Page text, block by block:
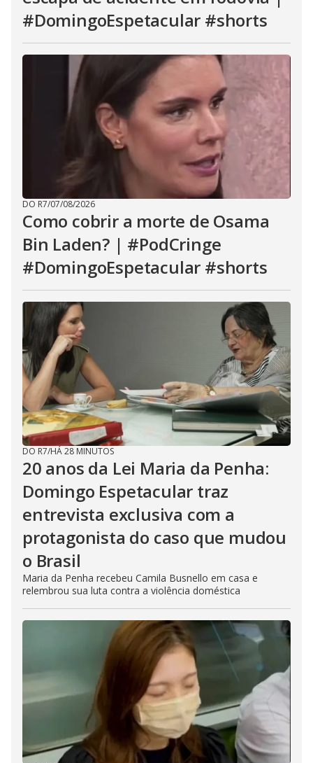
#DomingoEspetacular #shorts
DO R7/07/08/2026
Como cobrir a morte de Osama
Bin Laden? | #PodCringe
#DomingoEspetacular #shorts
DO R7/HÁ 28 MINUTOS
20 anos da Lei Maria da Penha:
Domingo Espetacular traz
entrevista exclusiva com a
protagonista do caso que mudou
o Brasil
Maria da Penha recebeu Camila Busnello em casa e
relembrou sua luta contra a violência doméstica